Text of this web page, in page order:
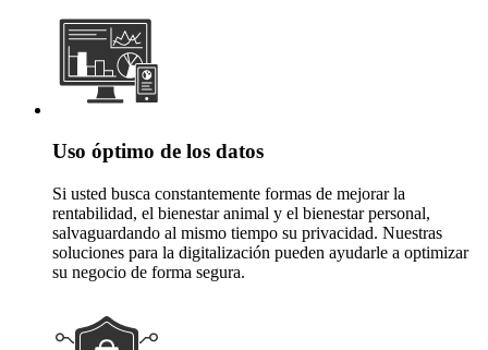
Uso óptimo de los datos
Si usted busca constantemente formas de mejorar la
rentabilidad, el bienestar animal y el bienestar personal,
salvaguardando al mismo tiempo su privacidad. Nuestras
soluciones para la digitalización pueden ayudarle a optimizar
su negocio de forma segura.